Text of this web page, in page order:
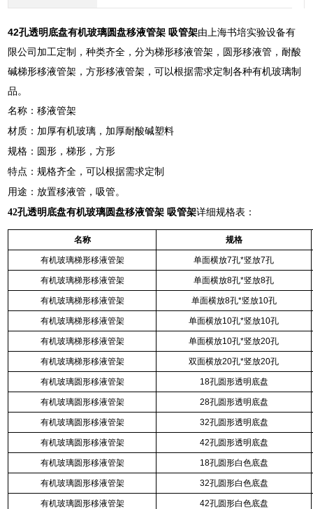
42孔透明底盘有机玻璃圆盘移液管架 吸管架由上海书培实验设备有
限公司加工定制，种类齐全，分为梯形移液管架，圆形移液管，耐酸
碱梯形移液管架，方形移液管架，可以根据需求定制各种有机玻璃制
品。
名称：移液管架
材质：加厚有机玻璃，加厚耐酸碱塑料
规格：圆形，梯形，方形
特点：规格齐全，可以根据需求定制
用途：放置移液管，吸管。
42孔透明底盘有机玻璃圆盘移液管架 吸管架详细规格表：
名称 规格
有机玻璃梯形移液管架 单面横放7孔*竖放7孔
有机玻璃梯形移液管架 单面横放8孔*竖放8孔
有机玻璃梯形移液管架 单面横放8孔*竖放10孔
有机玻璃梯形移液管架 单面横放10孔*竖放10孔
有机玻璃梯形移液管架 单面横放10孔*竖放20孔
有机玻璃梯形移液管架 双面横放20孔*竖放20孔
有机玻璃圆形移液管架 18孔圆形透明底盘
有机玻璃圆形移液管架 28孔圆形透明底盘
有机玻璃圆形移液管架 32孔圆形透明底盘
有机玻璃圆形移液管架 42孔圆形透明底盘
有机玻璃圆形移液管架 18孔圆形白色底盘
有机玻璃圆形移液管架 32孔圆形白色底盘
有机玻璃圆形移液管架 42孔圆形白色底盘